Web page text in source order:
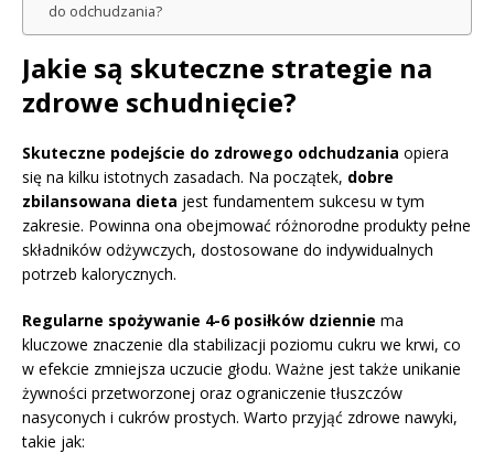
do odchudzania?
Jakie są skuteczne strategie na
zdrowe schudnięcie?
Skuteczne podejście do zdrowego odchudzania opiera
się na kilku istotnych zasadach. Na początek, dobre
zbilansowana dieta jest fundamentem sukcesu w tym
zakresie. Powinna ona obejmować różnorodne produkty pełne
składników odżywczych, dostosowane do indywidualnych
potrzeb kalorycznych.
Regularne spożywanie 4-6 posiłków dziennie ma
kluczowe znaczenie dla stabilizacji poziomu cukru we krwi, co
w efekcie zmniejsza uczucie głodu. Ważne jest także unikanie
żywności przetworzonej oraz ograniczenie tłuszczów
nasyconych i cukrów prostych. Warto przyjąć zdrowe nawyki,
takie jak: